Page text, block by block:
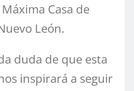
Casa de
León.
duda de que esta
inspirará a seguir